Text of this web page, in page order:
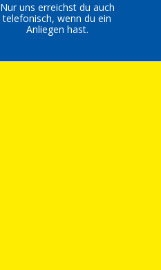
Nur uns erreichst du auch
telefonisch, wenn du ein
Anliegen hast.